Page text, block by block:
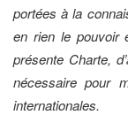
portées à la
en rien le pouvoir
présente Charte,
nécessaire pour
internationales.